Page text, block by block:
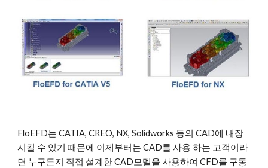
FloEFD는 CATIA, CREO, NX, Solidworks 등의 CAD에 내장
시킬 수 있기 때문에 이제부터는 CAD를 사용 하는 고객이라
면 누구든지 직접 설계한 CAD모델을 사용하여 CFD를 구동